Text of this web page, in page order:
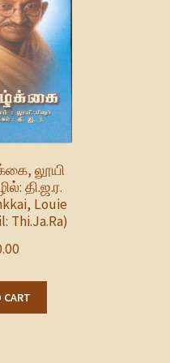
லூயி
தி.ஜ.ர.
Louie
Thi.Ja.Ra)
CART